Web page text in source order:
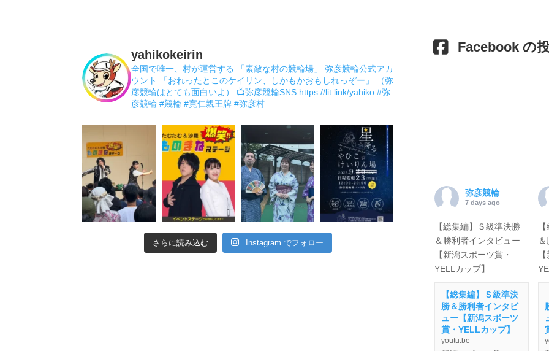
yahikokeirin
全国で唯一、村が運営する 「素敵な村の競輪場」 弥彦競輪公式アカ
ウント 「おれったとこのケイリン、しかもかおもしれっぞー」 （弥
彦競輪はとても面白いよ） 📺弥彦競輪SNS https://lit.link/yahiko#弥
彦競輪#競輪#寛仁親王牌 #弥彦村
さらに読み込む Instagram でフォロー
Facebook の
弥彦競輪
7 days ago
【総集編】Ｓ級準決勝
＆勝利者インタビュー
【新潟スポーツ賞・
YELLカップ】
【総集編】Ｓ級準決
勝＆勝利者インタビ
ュー【新潟スポーツ
賞・YELLカップ】
youtu.be